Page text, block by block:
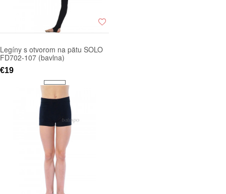
Legíny s otvorom na pätu SOLO
FD702-107 (bavlna)
€19